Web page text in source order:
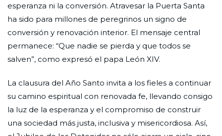
esperanza ni la conversión. Atravesar la Puerta Santa
ha sido para millones de peregrinos un signo de
conversión y renovación interior. El mensaje central
permanece: “Que nadie se pierda y que todos se
salven”, como expresó el papa León XIV.
La clausura del Año Santo invita a los fieles a continuar
su camino espiritual con renovada fe, llevando consigo
la luz de la esperanza y el compromiso de construir
una sociedad más justa, inclusiva y misericordiosa. Así,